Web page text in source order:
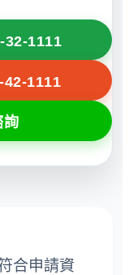
合申請資
32-1111
42-1111
詢